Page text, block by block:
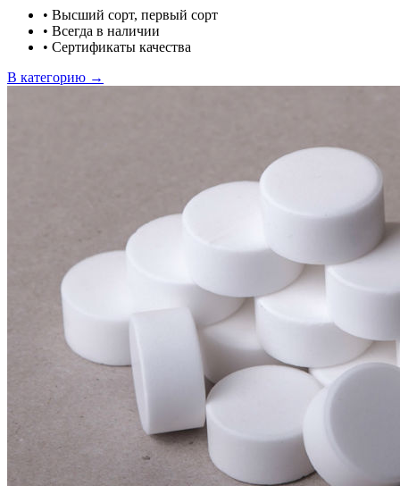
• Высший сорт, первый сорт
• Всегда в наличии
• Сертификаты качества
В категорию →